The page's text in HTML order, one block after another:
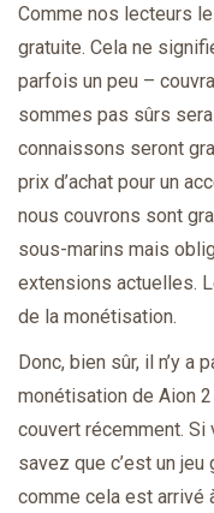
Comme nos lecteurs
gratuite. Cela ne
parfois un peu –
sommes pas sûrs
connaissons seront
prix d’achat pour un
nous couvrons sont
sous-marins mais
extensions actuelles.
de la monétisation.
Donc, bien sûr, il n’y a
monétisation de Aion
couvert récemment. Si
savez que c’est un jeu
comme cela est arrivé